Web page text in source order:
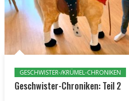
GESCHWISTER-/KRÜMEL-CHRONIKEN
Geschwister-Chroniken: Teil 2